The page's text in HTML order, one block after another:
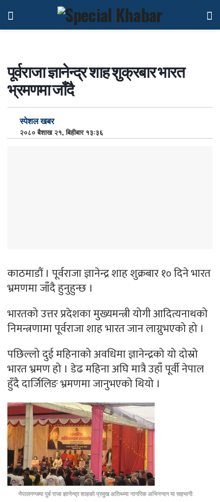
पूर्वराजा ज्ञानेन्द्र शाह शुक्रबार भारत
भ्रमणमा जाँदै
स्पेशल खबर
२०८० बैशाख २१, बिहीबार १३:३६
काठमाडौं । पूर्वराजा ज्ञानेन्द्र शाह शुक्रबार १० दिने भारत
भ्रमणमा जाँदै हुनुहुन्छ ।
भारतको उत्तर प्रदेशका मुख्यमन्त्री योगी आदित्यनाथको
निमन्त्रणामा पूर्वराजा शाह भारत जान लाग्नुभएको हो ।
पछिल्लो दुई महिनाको अवधिमा ज्ञानेन्द्रको यो दोस्रो
भारत भ्रमण हो । डेढ महिना अघि मात्रै उहाँ पूर्वी नेपाल
हुँदै दार्जिलिङ भ्रमणमा जानुभएको थियो ।
नेपालगन्जमा पुर्ब राजा ज्ञानेन्द्र शाहको प्रमुख अतिथ्य्मा नागरिक अभिनन्दन मा सहभागी